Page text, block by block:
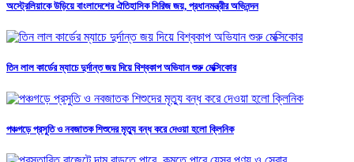
অস্ট্রেলিয়াকে উড়িয়ে বাংলাদেশের ঐতিহাসিক সিরিজ জয়, প্রধানমন্ত্রীর অভিনন্দন
তিন লাল কার্ডের ম্যাচে দুর্দান্ত জয় দিয়ে বিশ্বকাপ অভিযান শুরু মেক্সিকোর
পঞ্চগড়ে প্রসুতি ও নবজাতক শিশুদের মৃত্যু বন্ধ করে দেওয়া হলো ক্লিনিক